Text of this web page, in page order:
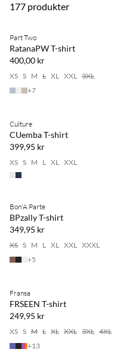
177 produkter
NYHET
Part Two
RatanaPW T-shirt
400,00 kr
XS S M L XL XXL 3XL
+7
NYHET
Culture
CUemba T-shirt
399,95 kr
XS S M L XL XXL
NYHET
Bon'A Parte
BPzally T-shirt
349,95 kr
XS S M L XL XXL XXXL
+5
NYHET
Fransa
FRSEEN T-shirt
249,95 kr
XS S M L XL XXL 3XL 4XL
+13